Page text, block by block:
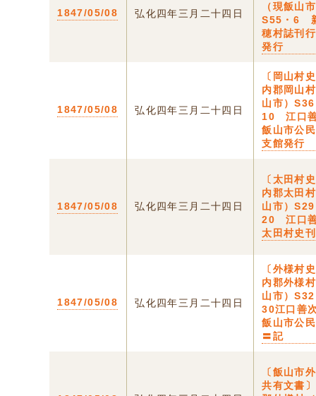
1847/05/08 弘化四年三月二十四日
（現飯山
S55・6
穂村誌刊
発行
1847/05/08 弘化四年三月二十四日
〔岡山村
内郡岡山
山市）
10 江口
飯山市公
支館発行
1847/05/08 弘化四年三月二十四日
〔太田村
内郡太田
山市）
20 江口
太田村史
1847/05/08 弘化四年三月二十四日
〔外様村
内郡外様
山市）
30江口
飯山市公
〓記
〔飯山市
共有文書